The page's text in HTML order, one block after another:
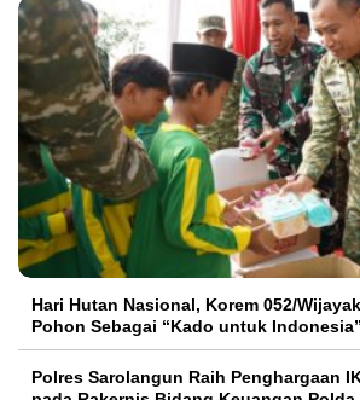
Hari Hutan Nasional, Korem 052/
Pohon Sebagai “Kado untuk Indonesia”
Polres Sarolangun Raih Penghargaan